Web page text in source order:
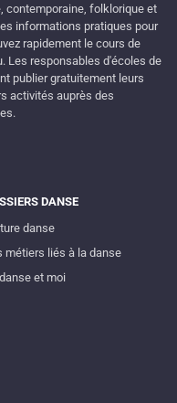
contemporaine, folklorique et
informations pratiques pour
rapidement le cours de
Les responsables d'écoles de
publier gratuitement leurs
activités auprès des
DANSE
danse
métiers liés à la danse
et moi